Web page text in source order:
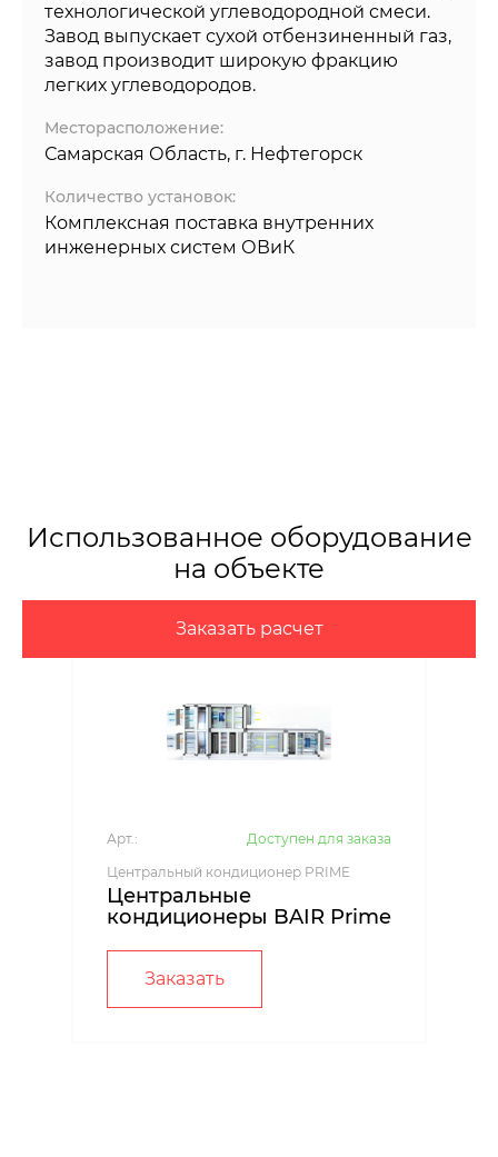
технологической углеводородной смеси.
Завод выпускает сухой отбензиненный газ,
завод производит широкую фракцию
легких углеводородов.
Месторасположение:
Самарская Область, г. Нефтегорск
Количество установок:
Комплексная поставка внутренних
инженерных систем ОВиК
Заказать расчет
Использованное оборудование
на объекте
Арт.:
Доступен для заказа
Центральный кондиционер PRIME
Центральные
кондиционеры BAIR Prime
Заказать